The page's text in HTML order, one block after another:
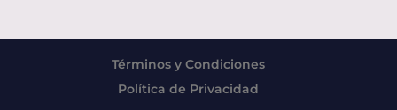
Términos y Condiciones
Política de Privacidad